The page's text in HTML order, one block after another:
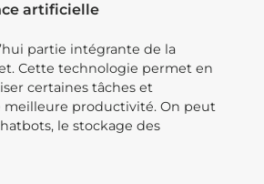
artificielle
partie intégrante de la
Cette technologie permet en
certaines tâches et
meilleure productivité. On peut
le stockage des